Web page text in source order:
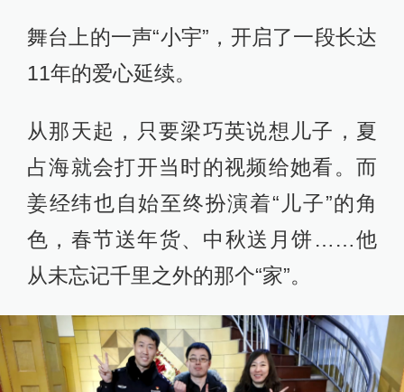
舞台上的一声“小宇”，开启了一段长达
11年的爱心延续。
从那天起，只要梁巧英说想儿子，夏
占海就会打开当时的视频给她看。而
姜经纬也自始至终扮演着“儿子”的角
色，春节送年货、中秋送月饼……他
从未忘记千里之外的那个“家”。